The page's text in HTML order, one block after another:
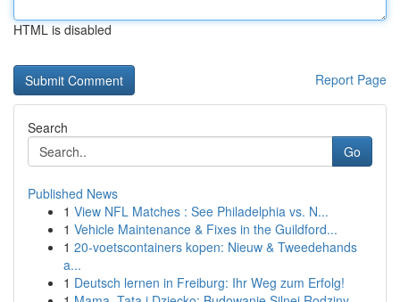
HTML is disabled
Report Page
Search
Go
Published News
1 View NFL Matches : See Philadelphia vs. N...
1 Vehicle Maintenance & Fixes in the Guildford...
1 20-voetscontainers kopen: Nieuw & Tweedehands
a...
1 Deutsch lernen in Freiburg: Ihr Weg zum Erfolg!